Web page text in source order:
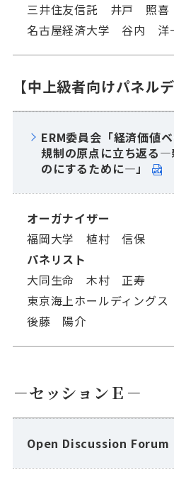
三井住友信託 井戸 照喜
名古屋経済大学 谷内 洋
【中上級者向けパネル
ERM委員会「経済価値
規制の原点に立ち返る―
のにするために―」
オーガナイザー
福岡大学 植村 信保
パネリスト
大同生命 木村 正寿
東京海上ホールディング
後藤 陽介
－セッションＥ－
Open Discussion Forum